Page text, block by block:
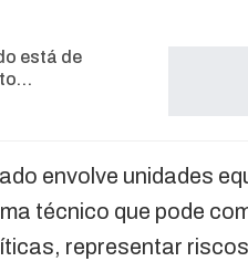
está de
envolve unidades
técnico que pode
representar